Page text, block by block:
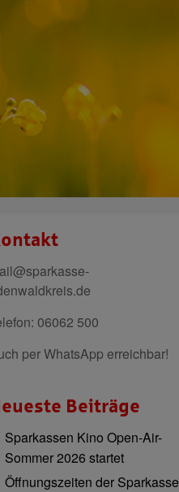
06062 500
per WhatsApp erreichbar!
Beiträge
Sparkassen Kino Open-Air-
Sommer 2026 startet
Öffnungszeiten der Sparkasse